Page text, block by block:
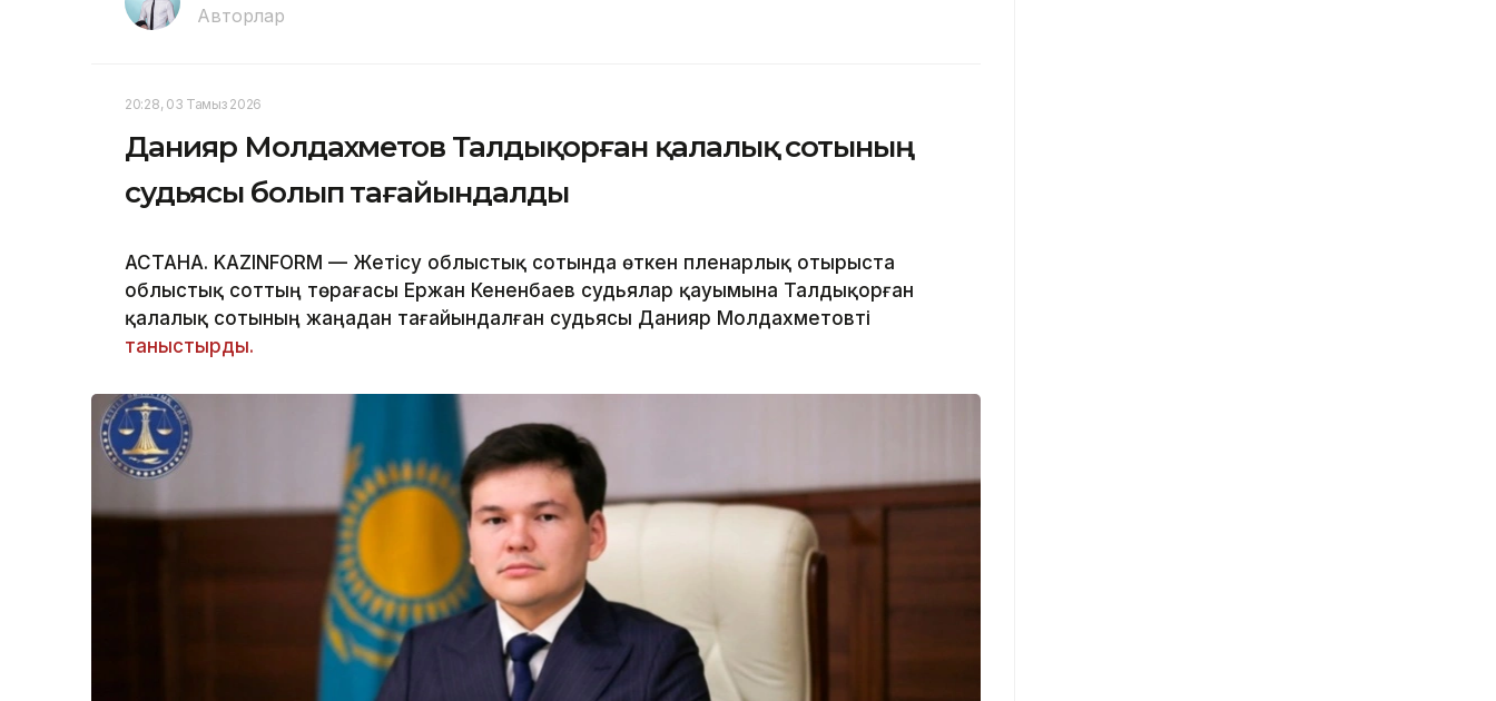
Авторлар
20:28, 03 Тамыз 2026
Данияр Молдахметов Талдықорған қалалық сотының
судьясы болып тағайындалды
АСТАНА. KAZINFORM — Жетісу облыстық сотында өткен пленарлық отырыста
облыстық соттың төрағасы Ержан Кененбаев судьялар қауымына Талдықорған
қалалық сотының жаңадан тағайындалған судьясы Данияр Молдахметовті
таныстырды.